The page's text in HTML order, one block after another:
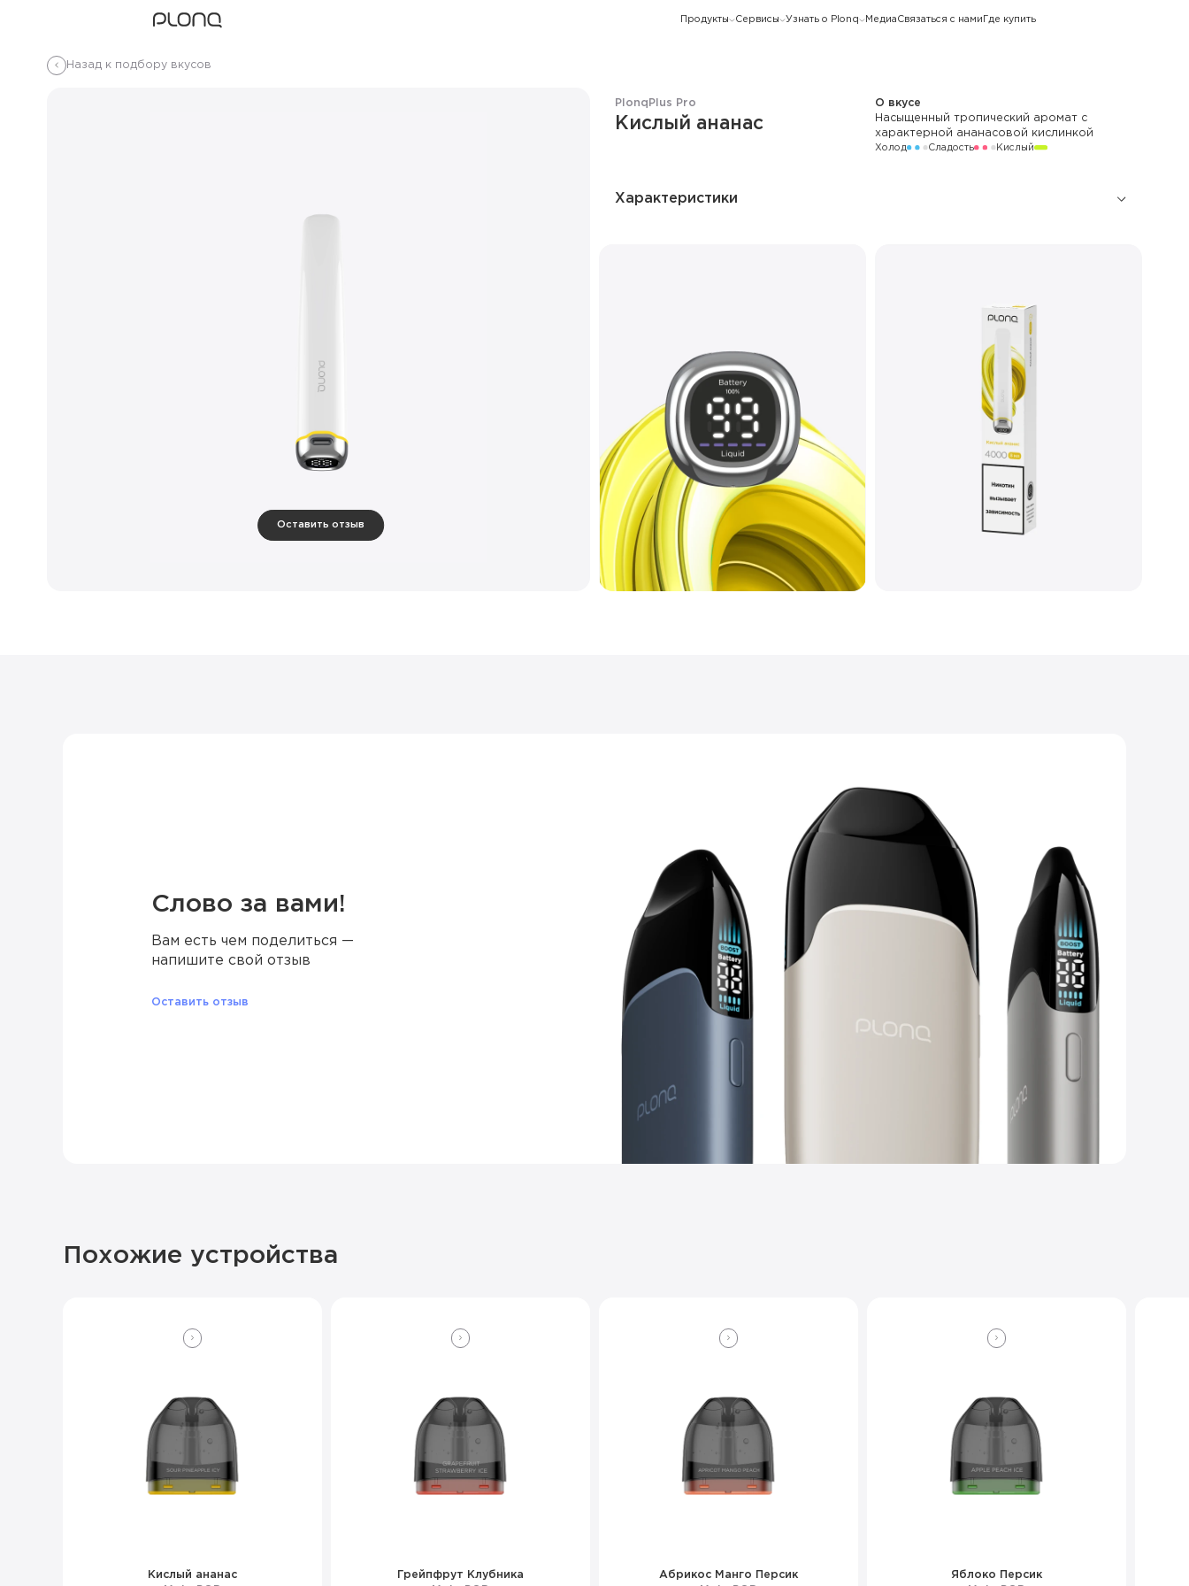
Продукты Сервисы Узнать о Plonq Медиа Связаться с нами Где купить
Назад к подбору вкусов
Plonq Plus Pro
Кислый ананас
О вкусе
Насыщенный тропический аромат с
характерной ананасовой кислинкой
Холод Сладость Кислый
Характеристики
Количество вкусов
Тип коила
Корпус
Перезарядка
Оставить отзыв
Слово за вами!
Вам есть чем поделиться —
напишите свой отзыв
Оставить отзыв
Похожие устройства
Кислый ананас
Грейпфрут Клубника
Абрикос Манго Персик
Яблоко Персик